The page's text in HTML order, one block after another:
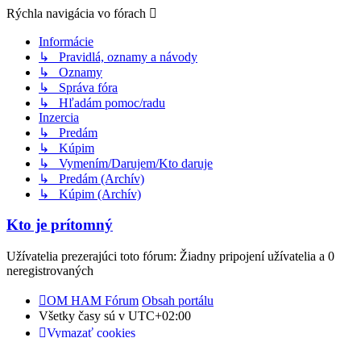
Rýchla navigácia vo fórach
Informácie
↳ Pravidlá, oznamy a návody
↳ Oznamy
↳ Správa fóra
↳ Hľadám pomoc/radu
Inzercia
↳ Predám
↳ Kúpim
↳ Vymením/Darujem/Kto daruje
↳ Predám (Archív)
↳ Kúpim (Archív)
Kto je prítomný
Užívatelia prezerajúci toto fórum: Žiadny pripojení užívatelia a 0
neregistrovaných
OM HAM Fórum Obsah portálu
Všetky časy sú v UTC+02:00
Vymazať cookies